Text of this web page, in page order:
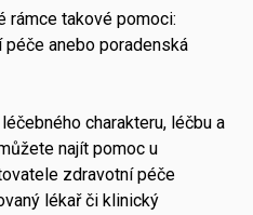
rámce takové pomoci:
anebo poradenská
charakteru, léčbu a
najít pomoc u
zdravotní péče
lékař či klinický